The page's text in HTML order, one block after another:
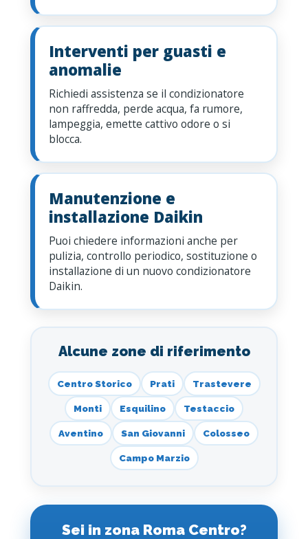
Interventi per guasti e
anomalie
Richiedi assistenza se il condizionatore
non raffredda, perde acqua, fa rumore,
lampeggia, emette cattivo odore o si
blocca.
Manutenzione e
installazione Daikin
Puoi chiedere informazioni anche per
pulizia, controllo periodico, sostituzione o
installazione di un nuovo condizionatore
Daikin.
Alcune zone di riferimento
Centro Storico Prati Trastevere
Monti Esquilino Testaccio
Aventino San Giovanni Colosseo
Campo Marzio
Sei in zona Roma Centro?